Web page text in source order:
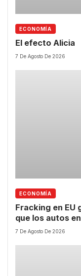
ECONOMÍA
El efecto Alicia
7 De Agosto De 2026
ECONOMÍA
Fracking en EU
que los autos
7 De Agosto De 2026